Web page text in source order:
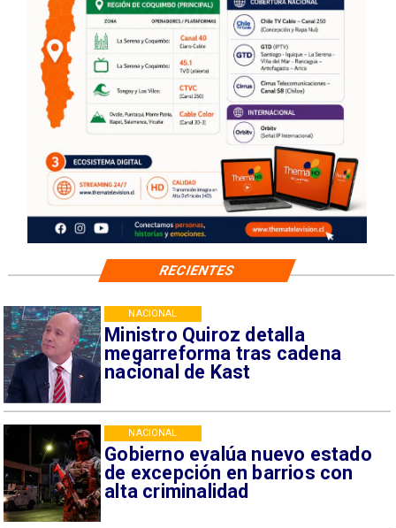
Ministro Quiroz detalla
megarreforma tras cadena
nacional de Kast
NACIONAL
Gobierno evalúa nuevo estado
de excepción en barrios con
alta criminalidad
NACIONAL
RECIENTES